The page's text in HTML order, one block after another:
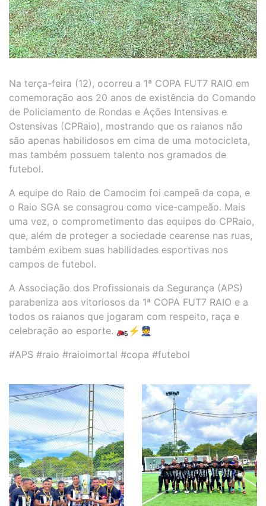
Na terça-feira (12), ocorreu a 1ª COPA FUT7 RAIO em
comemoração aos 20 anos de existência do Comando
de Policiamento de Rondas e Ações Intensivas e
Ostensivas (CPRaio), mostrando que os raianos não
são apenas habilidosos em cima de uma motocicleta,
mas também possuem talento nos gramados de
futebol.
A equipe do Raio de Camocim foi campeã da copa, e
o Raio SGA se consagrou como vice-campeão. Mais
uma vez, o comprometimento das equipes do CPRaio,
que, além de proteger a sociedade cearense nas ruas,
também exibem suas habilidades esportivas nos
campos de futebol.
A Associação dos Profissionais da Segurança (APS)
parabeniza aos vitoriosos da 1ª COPA FUT7 RAIO e a
todos os raianos que jogaram com respeito, raça e
celebração ao esporte. 🏍️⚡️👮
#APS #raio #raioimortal #copa #futebol